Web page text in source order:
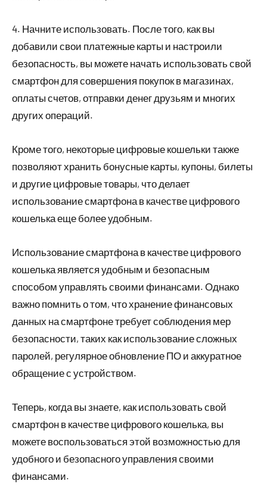
4. Начните использовать. После того, как вы
добавили свои платежные карты и настроили
безопасность, вы можете начать использовать свой
смартфон для совершения покупок в магазинах,
оплаты счетов, отправки денег друзьям и многих
других операций.
Кроме того, некоторые цифровые кошельки также
позволяют хранить бонусные карты, купоны, билеты
и другие цифровые товары, что делает
использование смартфона в качестве цифрового
кошелька еще более удобным.
Использование смартфона в качестве цифрового
кошелька является удобным и безопасным
способом управлять своими финансами. Однако
важно помнить о том, что хранение финансовых
данных на смартфоне требует соблюдения мер
безопасности, таких как использование сложных
паролей, регулярное обновление ПО и аккуратное
обращение с устройством.
Теперь, когда вы знаете, как использовать свой
смартфон в качестве цифрового кошелька, вы
можете воспользоваться этой возможностью для
удобного и безопасного управления своими
финансами.